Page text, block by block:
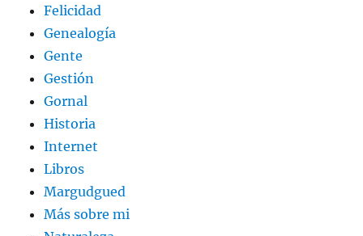
Felicidad
Genealogía
Gente
Gestión
Gornal
Historia
Internet
Libros
Margudgued
Más sobre mi